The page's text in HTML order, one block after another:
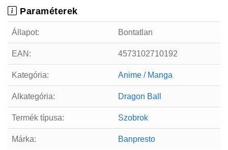
Paraméterek
Állapot: Bontatlan
EAN: 4573102710192
Kategória: Anime / Manga
Alkategória: Dragon Ball
Termék típusa: Szobrok
Márka: Banpresto